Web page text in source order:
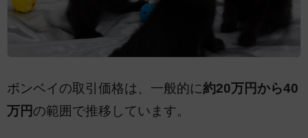
ボンベイの取引価格は、一般的に約20万円から40
万円の範囲で推移しています。